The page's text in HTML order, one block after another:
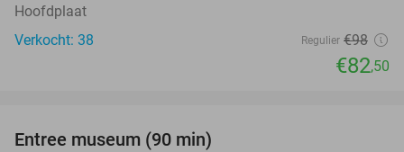
Hoofdplaat
Verkocht: 38
Regulier €98
€82,50
Entree museum (90 min)